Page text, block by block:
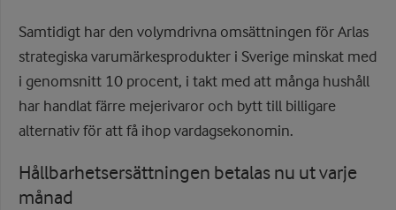
Samtidigt har den volymdrivna omsättningen för Arlas
strategiska varumärkesprodukter i Sverige minskat med
i genomsnitt 10 procent, i takt med att många hushåll
har handlat färre mejerivaror och bytt till billigare
alternativ för att få ihop vardagsekonomin.
Hållbarhetsersättningen betalas nu ut varje
månad